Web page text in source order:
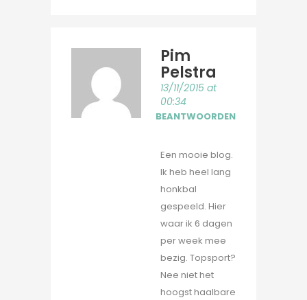
Pim
Pelstra
13/11/2015 at
00:34
BEANTWOORDEN
Een mooie blog.
Ik heb heel lang
honkbal
gespeeld. Hier
waar ik 6 dagen
per week mee
bezig. Topsport?
Nee niet het
hoogst haalbare